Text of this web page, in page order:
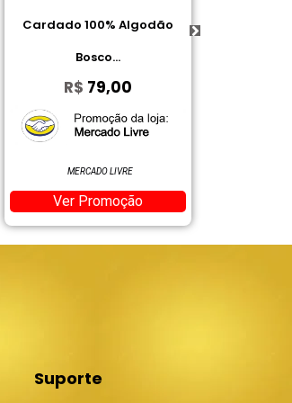
Antitranspirante em Gel
Aloe 45 g
R$10,84
Ver Promoção
AMAZON
Suporte